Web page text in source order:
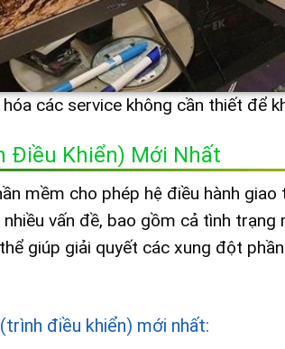
hóa các service không cần thiết để
Điều Khiển) Mới Nhất
mềm cho phép hệ điều hành
vấn đề, bao gồm cả tình
giúp giải quyết các xung đột
điều khiển) mới nhất: